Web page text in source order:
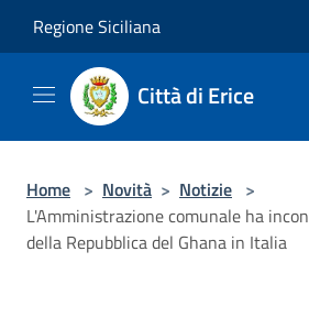
Regione Siciliana
Città di Erice
Home > Novità > Notizie >
L'Amministrazione comunale ha
della Repubblica del Ghana in Italia